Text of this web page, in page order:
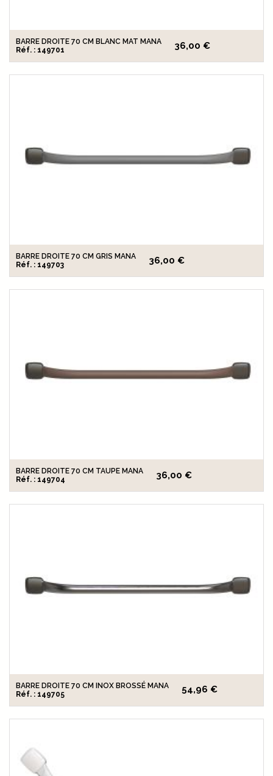
BARRE DROITE 70 CM BLANC MAT MANA
Réf. : 149701
36,00 €
BARRE DROITE 70 CM GRIS MANA
Réf. : 149703
36,00 €
BARRE DROITE 70 CM TAUPE MANA
Réf. : 149704
36,00 €
BARRE DROITE 70 CM INOX BROSSÉ MANA
Réf. : 149705
54,96 €